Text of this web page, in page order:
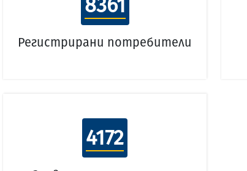
Регистрирани потребители
4172